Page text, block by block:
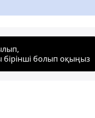
болып оқыңыз